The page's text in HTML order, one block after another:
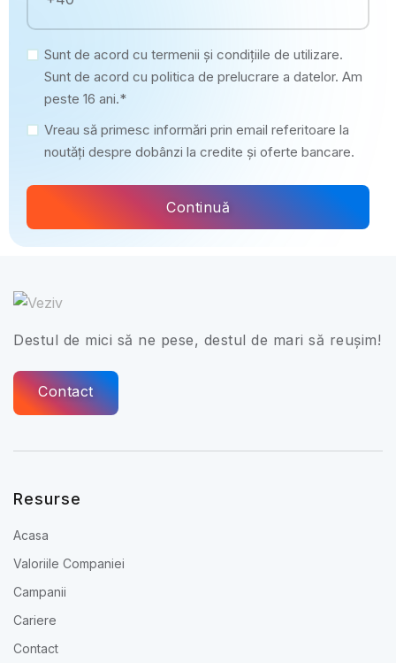
Sunt de acord cu termenii și condițiile de utilizare.
Sunt de acord cu politica de prelucrare a datelor. Am
peste 16 ani.*
Vreau să primesc informări prin email referitoare la
noutăți despre dobânzi la credite și oferte bancare.
Continuă
Destul de mici să ne pese, destul de mari să reușim!
Contact
Resurse
Acasa
Valoriile Companiei
Campanii
Cariere
Contact